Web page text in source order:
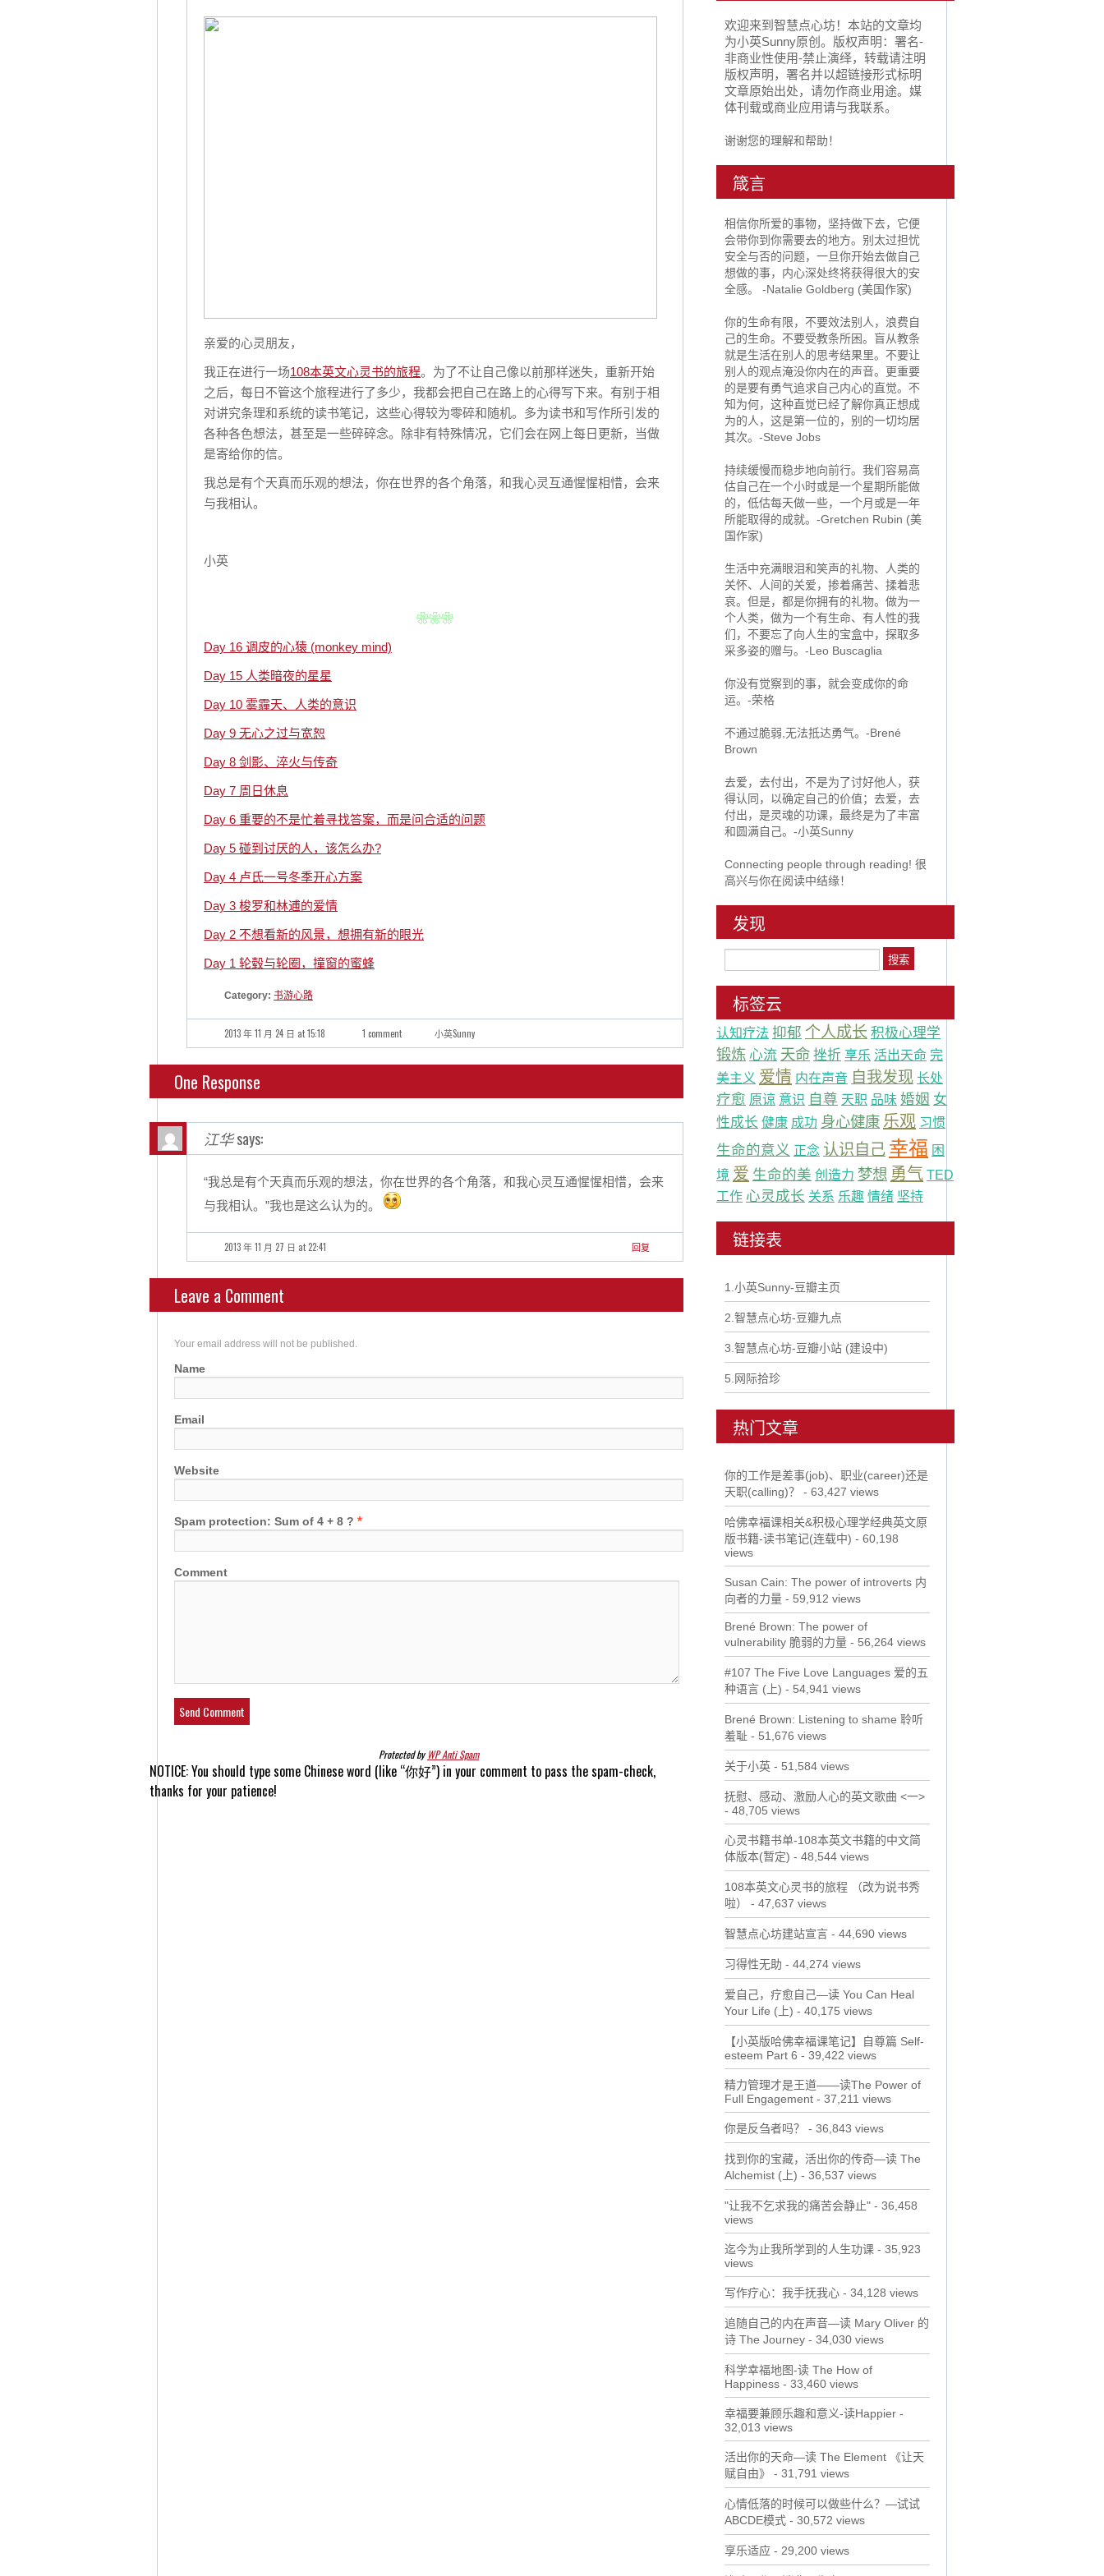
亲爱的心灵朋友，
我正在进行一场108本英文心灵书的旅程。为了不让自己像以前那样迷失，重新开始
之后，每日不管这个旅程进行了多少，我都会把自己在路上的心得写下来。有别于相
对讲究条理和系统的读书笔记，这些心得较为零碎和随机。多为读书和写作所引发的
各种各色想法，甚至是一些碎碎念。除非有特殊情况，它们会在网上每日更新，当做
是寄给你的信。
我总是有个天真而乐观的想法，你在世界的各个角落，和我心灵互通惺惺相惜，会来
与我相认。
小英
❀❀❀
Day 16 调皮的心猿 (monkey mind)
Day 15 人类暗夜的星星
Day 10 雾霾天、人类的意识
Day 9 无心之过与宽恕
Day 8 剑影、淬火与传奇
Day 7 周日休息
Day 6 重要的不是忙着寻找答案，而是问合适的问题
Day 5 碰到讨厌的人，该怎么办?
Day 4 卢氏一号冬季开心方案
Day 3 梭罗和林逋的爱情
Day 2 不想看新的风景，想拥有新的眼光
Day 1 轮毂与轮圈，撞窗的蜜蜂
Category: 书游心路
2013 年 11 月 24 日 at 15:18 1 comment 小英Sunny
One Response
江华says:
“我总是有个天真而乐观的想法，你在世界的各个角落，和我心灵互通惺惺相惜，会来
与我相认。”我也是这么认为的。
2013 年 11 月 27 日 at 22:41 回复
Leave a Comment
Your email address will not be published.
Name
Email
Website
Spam protection: Sum of 4 + 8 ? *
Comment
Protected byWP Anti Spam
NOTICE:You should type some Chinese word (like “你好”) in your comment to pass the spam-check,
thanks for your patience!
欢迎来到智慧点心坊！本站的文章均
为小英Sunny原创。版权声明：署名-
非商业性使用-禁止演绎，转载请注明
版权声明，署名并以超链接形式标明
文章原始出处，请勿作商业用途。媒
体刊载或商业应用请与我联系。
谢谢您的理解和帮助！
箴言
相信你所爱的事物，坚持做下去，它便
会带你到你需要去的地方。别太过担忧
安全与否的问题，一旦你开始去做自己
想做的事，内心深处终将获得很大的安
全感。 -Natalie Goldberg (美国作家)
你的生命有限，不要效法别人，浪费自
己的生命。不要受教条所困。盲从教条
就是生活在别人的思考结果里。不要让
别人的观点淹没你内在的声音。更重要
的是要有勇气追求自己内心的直觉。不
知为何，这种直觉已经了解你真正想成
为的人，这是第一位的，别的一切均居
其次。-Steve Jobs
持续缓慢而稳步地向前行。我们容易高
估自己在一个小时或是一个星期所能做
的，低估每天做一些，一个月或是一年
所能取得的成就。-Gretchen Rubin (美
国作家)
生活中充满眼泪和笑声的礼物、人类的
关怀、人间的关爱，掺着痛苦、揉着悲
哀。但是，都是你拥有的礼物。做为一
个人类，做为一个有生命、有人性的我
们，不要忘了向人生的宝盒中，探取多
采多姿的赠与。-Leo Buscaglia
你没有觉察到的事，就会变成你的命
运。-荣格
不通过脆弱,无法抵达勇气。-Brené
Brown
去爱，去付出，不是为了讨好他人，获
得认同，以确定自己的价值；去爱，去
付出，是灵魂的功课，最终是为了丰富
和圆满自己。-小英Sunny
Connecting people through reading! 很
高兴与你在阅读中结缘！
发现
标签云
认知疗法 抑郁 个人成长 积极心理学
锻炼 心流 天命 挫折 享乐 活出天命 完
美主义 爱情 内在声音 自我发现 长处
疗愈 原谅 意识 自尊 天职 品味 婚姻 女
性成长 健康 成功 身心健康 乐观 习惯
生命的意义 正念 认识自己 幸福 困
境 爱 生命的美 创造力 梦想 勇气 TED
工作 心灵成长 关系 乐趣 情绪 坚持
链接表
1.小英Sunny-豆瓣主页
2.智慧点心坊-豆瓣九点
3.智慧点心坊-豆瓣小站 (建设中)
5.网际拾珍
热门文章
你的工作是差事(job)、职业(career)还是
天职(calling)？
- 63,427 views
哈佛幸福课相关&积极心理学经典英文原
版书籍-读书笔记(连载中) - 60,198
views
Susan Cain: The power of introverts 内
向者的力量 - 59,912 views
Brené Brown: The power of
vulnerability 脆弱的力量 - 56,264 views
#107 The Five Love Languages 爱的五
种语言 (上) - 54,941 views
Brené Brown: Listening to shame 聆听
羞耻 - 51,676 views
关于小英 - 51,584 views
抚慰、感动、激励人心的英文歌曲 <一>
- 48,705 views
心灵书籍书单-108本英文书籍的中文简
体版本(暂定) - 48,544 views
108本英文心灵书的旅程 （改为说书秀
啦）
- 47,637 views
智慧点心坊建站宣言 - 44,690 views
习得性无助 - 44,274 views
爱自己，疗愈自己—读 You Can Heal
Your Life (上) - 40,175 views
【小英版哈佛幸福课笔记】自尊篇 Self-
esteem Part 6 - 39,422 views
精力管理才是王道——读The Power of
Full Engagement - 37,211 views
你是反刍者吗？ - 36,843 views
找到你的宝藏，活出你的传奇—读 The
Alchemist (上) - 36,537 views
"让我不乞求我的痛苦会静止" - 36,458
views
迄今为止我所学到的人生功课 - 35,923
views
写作疗心：我手抚我心 - 34,128 views
追随自己的内在声音—读 Mary Oliver 的
诗 The Journey - 34,030 views
科学幸福地图-读 The How of
Happiness - 33,460 views
幸福要兼顾乐趣和意义-读Happier -
32,013 views
活出你的天命—读 The Element 《让天
赋自由》
- 31,791 views
心情低落的时候可以做些什么？—试试
ABCDE模式 - 30,572 views
享乐适应 - 29,200 views